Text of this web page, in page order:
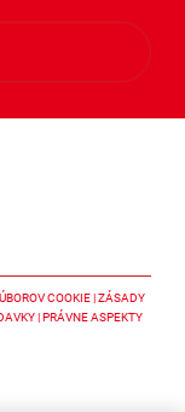
COOKIE ZÁSADY
PRÁVNE ASPEKTY